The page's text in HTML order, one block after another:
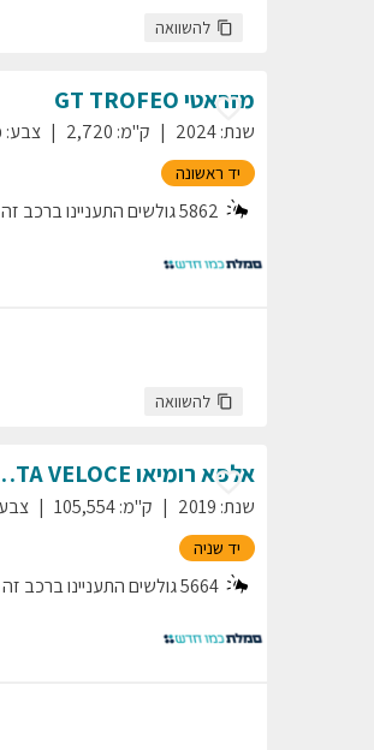
להשוואה
מזראטי GT TROFEO
שנת:
2024 ק"מ:
2,720 צבע:
יד ראשונה
5862גולשים התעניינו ברכב זה
להשוואה
אלפא רומיאו GIULIETTAVELOCE
שנת:
2019 ק"מ:
105,554 צבע
יד שניה
5664גולשים התעניינו ברכב זה